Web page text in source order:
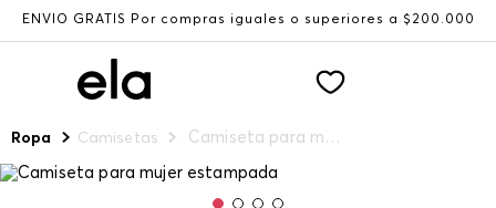
ENVÍO GRATIS Por compras iguales o superiores a $200.000
Ropa Camisetas Camiseta para mujer estampada